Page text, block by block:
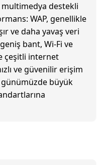
destekli
WAP, genellikle
ve daha yavaş veri
bant, Wi-Fi ve
çeşitli internet
ve güvenilir erişim
günümüzde büyük